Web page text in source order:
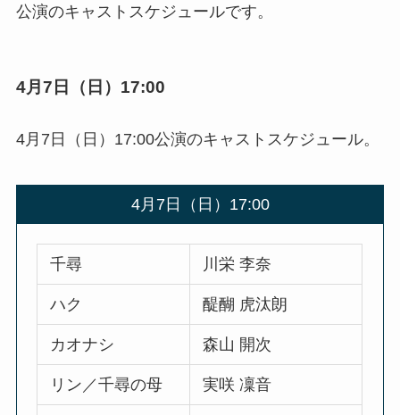
公演のキャストスケジュールです。
4月7日（日）17:00
4月7日（日）17:00公演のキャストスケジュール。
4月7日（日）17:00
千尋 川栄 李奈
ハク 醍醐 虎汰朗
カオナシ 森山 開次
リン／千尋の母 実咲 凜音